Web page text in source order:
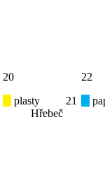
20
plasty
Hřebeč
21
22